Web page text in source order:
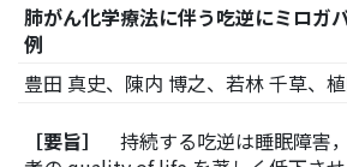
肺がん化学療法に伴う吃逆にミロガ
例
豊田 真史、陳内 博之、若林 千草、
［要旨］
持続する吃逆は睡眠障害